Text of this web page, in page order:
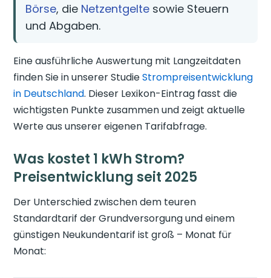
Börse, die Netzentgelte sowie Steuern
und Abgaben.
Eine ausführliche Auswertung mit Langzeitdaten
finden Sie in unserer StudieStrompreisentwicklung
in Deutschland. Dieser Lexikon-Eintrag fasst die
wichtigsten Punkte zusammen und zeigt aktuelle
Werte aus unserer eigenen Tarifabfrage.
Was kostet 1 kWh Strom?
Preisentwicklung seit 2025
Der Unterschied zwischen dem teuren
Standardtarif der Grundversorgung und einem
günstigen Neukundentarif ist groß – Monat für
Monat: